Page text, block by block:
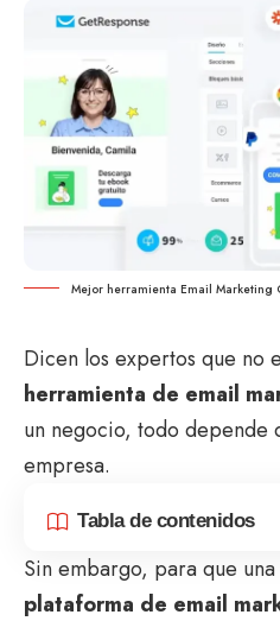
Mejor herramienta Email Marketing
Dicen los expertos que no
herramienta de email
un negocio, todo depende
empresa.
Tabla de contenidos
Sin embargo, para que
plataforma de email